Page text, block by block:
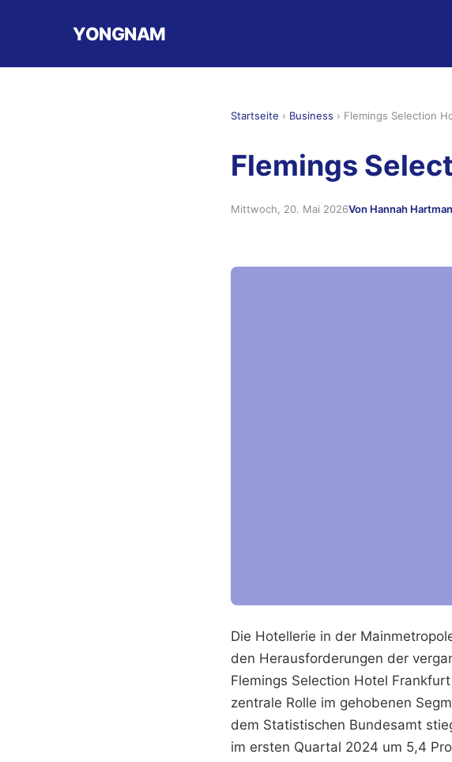
YONGNAM
Startseite › Business › Flemings Selection
Flemings
Mittwoch, 20. Mai 2026Von Hannah
Die Hotellerie in der
den Herausforderungen der
Flemings Selection Hotel
zentrale Rolle im gehobenen
dem Statistischen Bundesamt
im ersten Quartal 2024 um 5,4